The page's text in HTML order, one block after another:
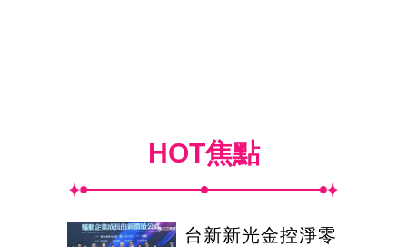
HOT焦點
台新新光金控淨零